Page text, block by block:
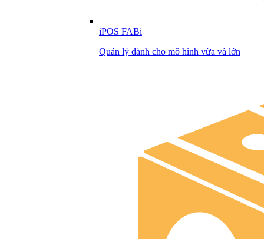
iPOS FABi
Quản lý dành cho mô hình vừa và lớn